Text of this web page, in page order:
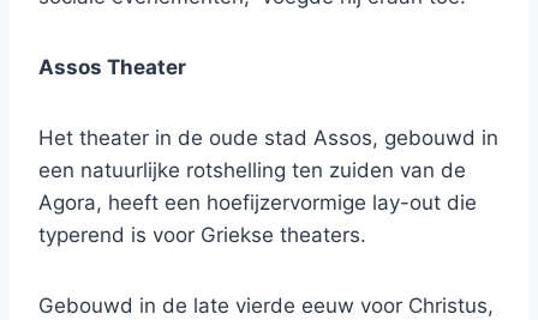
Assos Theater
Het theater in de oude stad Assos, gebouwd in
een natuurlijke rotshelling ten zuiden van de
Agora, heeft een hoefijzervormige lay-out die
typerend is voor Griekse theaters.
Gebouwd in de late vierde eeuw voor Christus,